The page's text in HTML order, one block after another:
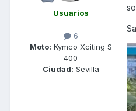
Usuarios
6
Moto: Kymco Xciting S
400
Ciudad: Sevilla